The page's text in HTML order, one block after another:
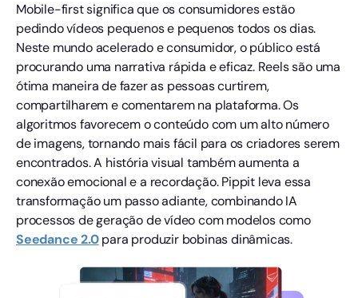
Mobile-first significa que os consumidores estão
pedindo vídeos pequenos e pequenos todos os dias.
Neste mundo acelerado e consumidor, o público está
procurando uma narrativa rápida e eficaz. Reels são uma
ótima maneira de fazer as pessoas curtirem,
compartilharem e comentarem na plataforma. Os
algoritmos favorecem o conteúdo com um alto número
de imagens, tornando mais fácil para os criadores serem
encontrados. A história visual também aumenta a
conexão emocional e a recordação. Pippit leva essa
transformação um passo adiante, combinando IA
processos de geração de vídeo com modelos como
Seedance 2.0para produzir bobinas dinâmicas.